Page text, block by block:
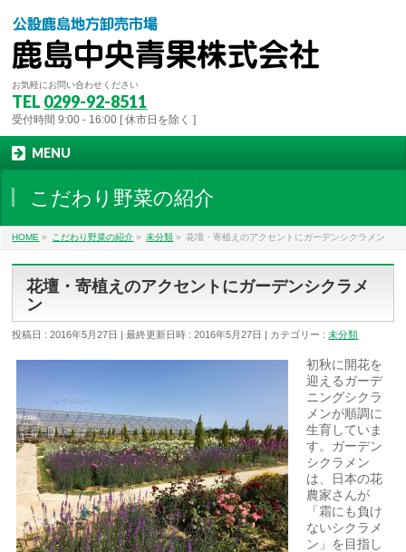
お気軽にお問い合わせください
TEL 0299-92-8511
受付時間 9:00 - 16:00 [ 休市日を除く ]
MENU
こだわり野菜の紹介
HOME » こだわり野菜の紹介 » 未分類 » 花壇・寄植えのアクセントにガーデンシクラメン
花壇・寄植えのアクセントにガーデンシクラメ
ン
投稿日 : 2016年5月27日 最終更新日時 : 2016年5月27日 カテゴリー :未分類
初秋に開花を
迎えるガーデ
ニングシクラ
メンが順調に
生育していま
す。ガーデン
シクラメン
は、日本の花
農家さんが
「霜にも負け
ないシクラメ
ン」を目指し